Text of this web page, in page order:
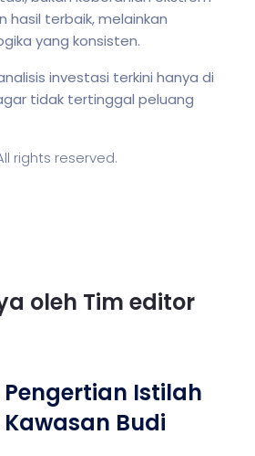
hasil terbaik, melainkan
yang konsisten.
investasi terkini hanya di
tidak tertinggal peluang
rights reserved.
oleh Tim editor
Pengertian Istilah
Budi